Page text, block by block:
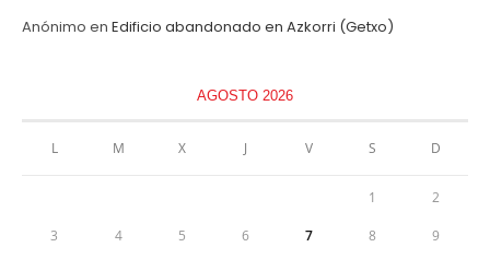
Anónimo en Edificio abandonado en Azkorri (Getxo)
AGOSTO 2026
L M X J V S D
1 2
3 4 5 6 7 8 9